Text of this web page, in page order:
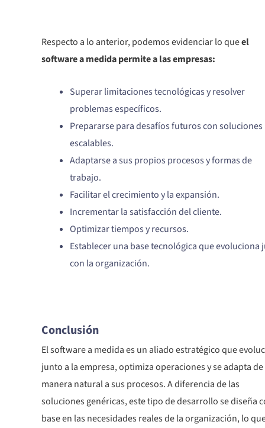
Respecto a lo anterior, podemos evidenciar lo queel
software a medida permite a las empresas:
Superar limitaciones tecnológicas y resolver
problemas específicos.
Prepararse para desafíos futuros con soluciones
escalables.
Adaptarse a sus propios procesos y formas de
trabajo.
Facilitar el crecimiento y la expansión.
Incrementar la satisfacción del cliente.
Optimizar tiempos y recursos.
Establecer una base tecnológica que evoluciona
con la organización.
Conclusión
El software a medida es un aliado estratégico que
junto a la empresa, optimiza operaciones y se adapta de
manera natural a sus procesos. A diferencia de las
soluciones genéricas, este tipo de desarrollo se diseña
base en las necesidades reales de la organización, lo